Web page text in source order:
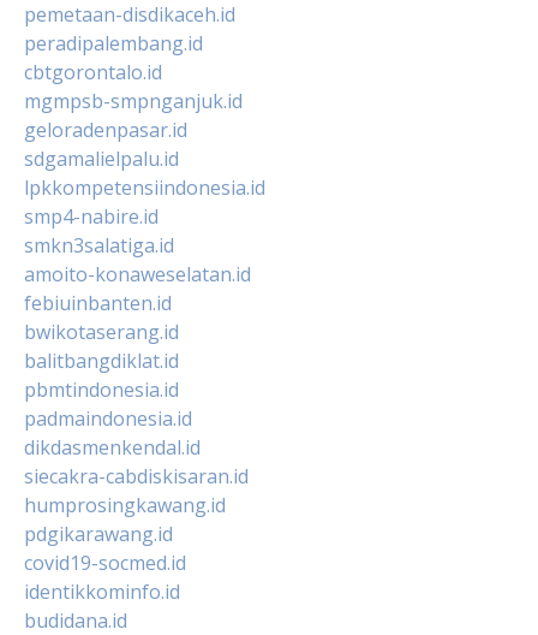
pemetaan-disdikaceh.id
peradipalembang.id
cbtgorontalo.id
mgmpsb-smpnganjuk.id
geloradenpasar.id
sdgamalielpalu.id
lpkkompetensiindonesia.id
smp4-nabire.id
smkn3salatiga.id
amoito-konaweselatan.id
febiuinbanten.id
bwikotaserang.id
balitbangdiklat.id
pbmtindonesia.id
padmaindonesia.id
dikdasmenkendal.id
siecakra-cabdiskisaran.id
humprosingkawang.id
pdgikarawang.id
covid19-socmed.id
identikkominfo.id
budidana.id